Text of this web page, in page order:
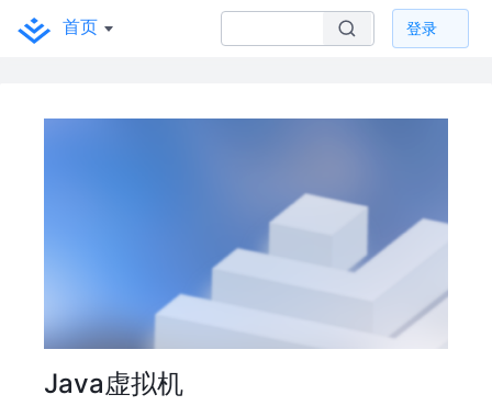
首页 登录
Java虚拟机